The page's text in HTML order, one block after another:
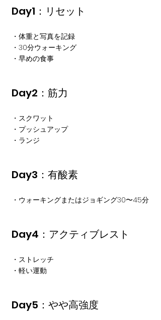
Day1：リセット
・体重と写真を記録
・30分ウォーキング
・早めの食事
Day2：筋力
・スクワット
・プッシュアップ
・ランジ
Day3：有酸素
・ウォーキングまたはジョギング30〜45分
Day4：アクティブレスト
・ストレッチ
・軽い運動
Day5：やや高強度